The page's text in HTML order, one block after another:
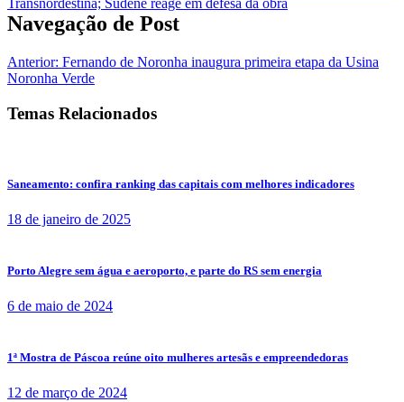
Navegação de Post
Anterior: Fernando de Noronha inaugura primeira etapa da Usina
Noronha Verde
Temas Relacionados
Saneamento: confira ranking das capitais com melhores indicadores
18 de janeiro de 2025
Porto Alegre sem água e aeroporto, e parte do RS sem energia
6 de maio de 2024
1ª Mostra de Páscoa reúne oito mulheres artesãs e empreendedoras
12 de março de 2024